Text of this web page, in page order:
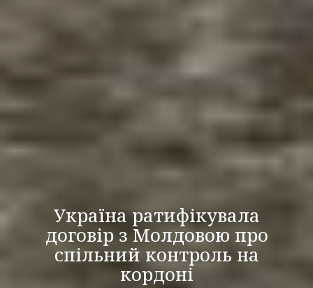
Україна ратифікувала
договір з Молдовою про
спільний контроль на
кордоні